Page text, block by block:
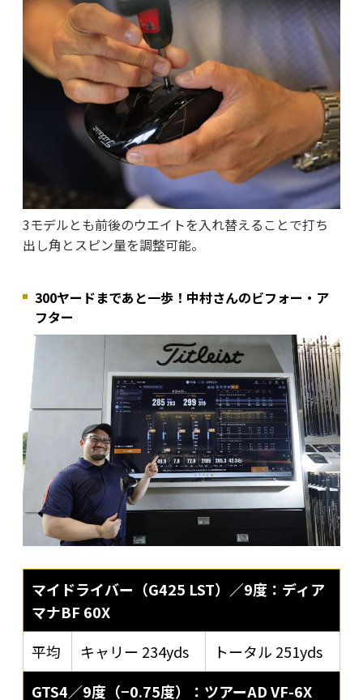
3モデルとも前後のウエイトを入れ替えることで打ち
出し角とスピン量を調整可能。
300ヤードまであと一歩！中村さんのビフォー・ア
フター
マイドライバー（G425 LST）／9度：ディア
マナBF 60X
平均
キャリー 234yds
トータル 251yds
GTS4／9度（−0.75度）：ツアーAD VF-6X